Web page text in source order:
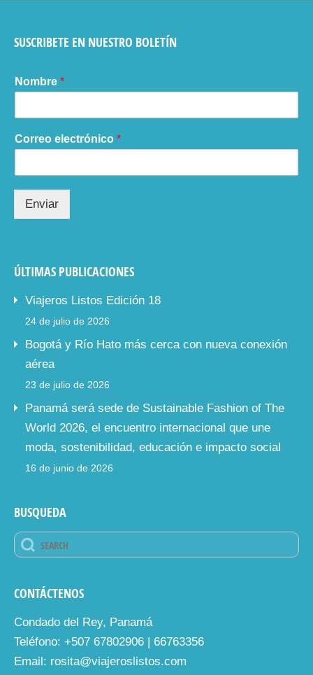
SUSCRIBETE EN NUESTRO BOLETÍN
Nombre *
Correo electrónico *
Enviar
ÚLTIMAS PUBLICACIONES
Viajeros Listos Edición 18
24 de julio de 2026
Bogotá y Río Hato más cerca con nueva conexión
aérea
23 de julio de 2026
Panamá será sede de Sustainable Fashion of The
World 2026, el encuentro internacional que une
moda, sostenibilidad, educación e impacto social
16 de junio de 2026
BUSQUEDA
CONTÁCTENOS
Condado del Rey, Panamá
Teléfono: +507 67802906 | 66763356
Email: rosita@viajeroslistos.com